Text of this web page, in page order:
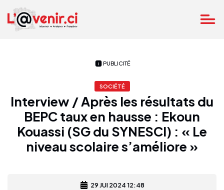
PUBLICITÉ
SOCIÉTÉ
Interview / Après les résultats du
BEPC taux en hausse : Ekoun
Kouassi (SG du SYNESCI) : « Le
niveau scolaire s’améliore »
29 JUI 2024 12:48